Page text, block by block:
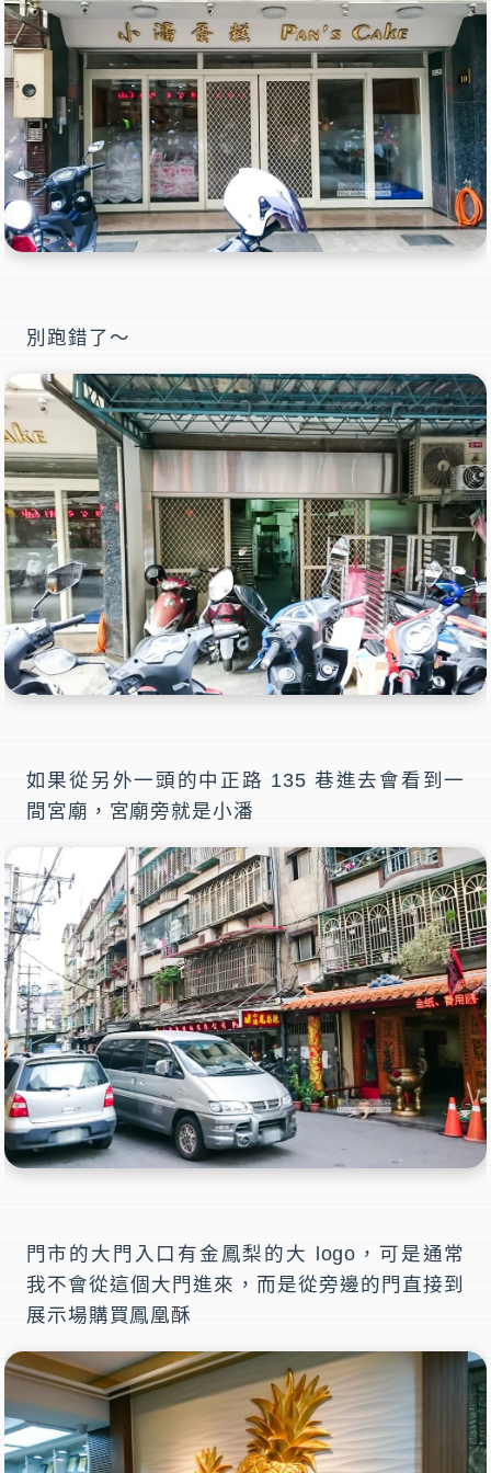
別跑錯了～
如果從另外一頭的中正路 135 巷進去會看到一
間宮廟，宮廟旁就是小潘
門市的大門入口有金鳳梨的大 logo，可是通常
我不會從這個大門進來，而是從旁邊的門直接到
展示場購買鳳凰酥